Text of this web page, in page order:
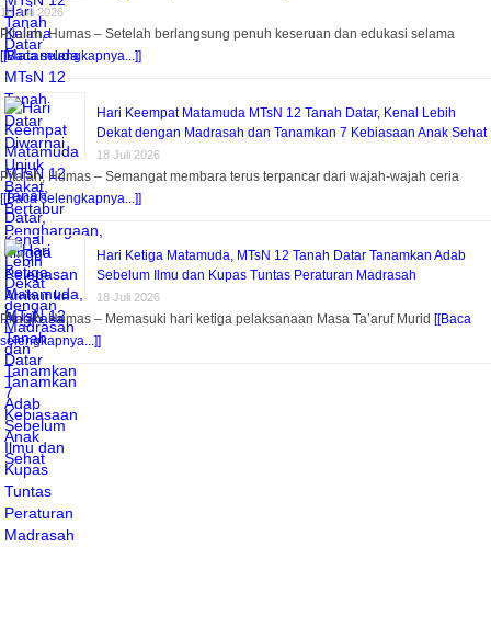
18 Juli 2026
Pitalah, Humas – Setelah berlangsung penuh keseruan dan edukasi selama
[[Baca selengkapnya...]]
Hari Keempat Matamuda MTsN 12 Tanah Datar, Kenal Lebih
Dekat dengan Madrasah dan Tanamkan 7 Kebiasaan Anak Sehat
18 Juli 2026
Pitalah, Humas – Semangat membara terus terpancar dari wajah-wajah ceria
[[Baca selengkapnya...]]
Hari Ketiga Matamuda, MTsN 12 Tanah Datar Tanamkan Adab
Sebelum Ilmu dan Kupas Tuntas Peraturan Madrasah
18 Juli 2026
Pitalah, Humas – Memasuki hari ketiga pelaksanaan Masa Ta’aruf Murid [[Baca
selengkapnya...]]